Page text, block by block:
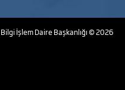
Bilgi İşlem Daire Başkanlığı© 2026